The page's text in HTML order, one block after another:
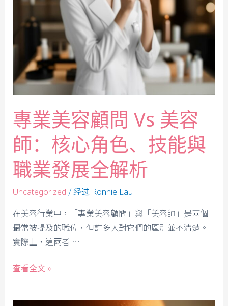
專業美容顧問 Vs 美容
師：核心角色、技能與
職業發展全解析
Uncategorized / 经过 Ronnie Lau
在美容行業中，「專業美容顧問」與「美容師」是兩個
最常被提及的職位，但許多人對它們的區別並不清楚。
實際上，這兩者 …
查看全文 »